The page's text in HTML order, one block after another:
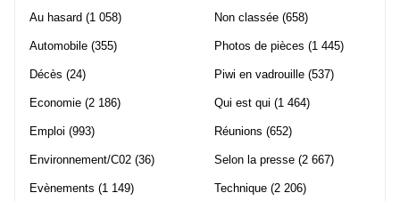
Au hasard (1 058)
Automobile (355)
Décès (24)
Economie (2 186)
Emploi (993)
Environnement/C02 (36)
Evènements (1 149)
Non classée (658)
Photos de pièces (1 445)
Piwi en vadrouille (537)
Qui est qui (1 464)
Réunions (652)
Selon la presse (2 667)
Technique (2 206)